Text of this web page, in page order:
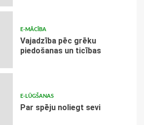
E-MĀCĪBA
Vajadzība pēc grēku
piedošanas un ticības
E-LŪGŠANAS
Par spēju noliegt sevi